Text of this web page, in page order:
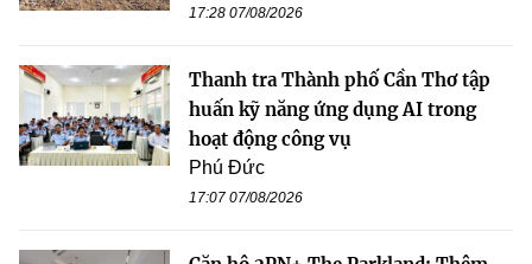
17:28 07/08/2026
Thanh tra Thành phố Cần Thơ tập
huấn kỹ năng ứng dụng AI trong
hoạt động công vụ
Phú Đức
17:07 07/08/2026